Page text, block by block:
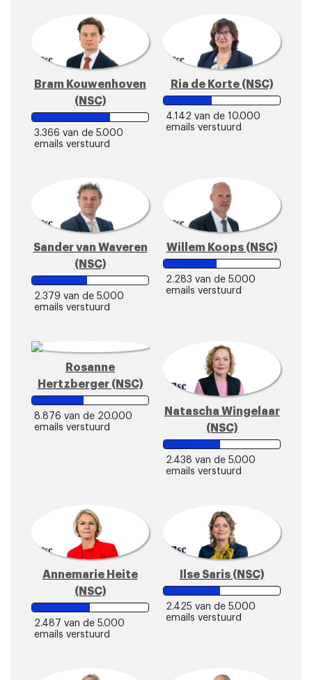
Bram Kouwenhoven
(NSC)
3.366 van de 5.000
emails verstuurd
Ria de Korte (NSC)
4.142 van de 10.000
emails verstuurd
Sander van Waveren
(NSC)
2.379 van de 5.000
emails verstuurd
Willem Koops (NSC)
2.283 van de 5.000
emails verstuurd
Rosanne
Hertzberger (NSC)
8.876 van de 20.000
emails verstuurd
Natascha Wingelaar
(NSC)
2.438 van de 5.000
emails verstuurd
Annemarie Heite
(NSC)
2.487 van de 5.000
emails verstuurd
Ilse Saris (NSC)
2.425 van de 5.000
emails verstuurd